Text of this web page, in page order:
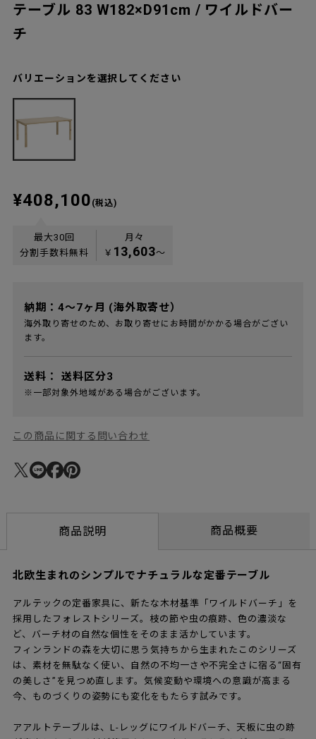
テーブル 83 W182×D91cm / ワイルドバー
チ
バリエーションを選択してください
¥408,100 (税込)
最大30回
分割手数料無料
月々
￥ 13,603〜
納期：4～7ヶ月 (海外取寄せ）
海外取り寄せのため、お取り寄せにお時間がかかる場合がござい
ます。
送料： 送料区分3
※一部対象外地域がある場合がございます。
この商品に関する問い合わせ
商品説明 商品概要
北欧生まれのシンプルでナチュラルな定番テーブル
アルテックの定番家具に、新たな木材基準「ワイルドバーチ」を
採用したフォレストシリーズ。枝の節や虫の痕跡、色の濃淡な
ど、バーチ材の自然な個性をそのまま活かしています。
フィンランドの森を大切に思う気持ちから生まれたこのシリーズ
は、素材を無駄なく使い、自然の不均一さや不完全さに宿る“固有
の美しさ”を見つめ直します。気候変動や環境への意識が高まる
今、ものづくりの姿勢にも変化をもたらす試みです。
アアルトテーブルは、L-レッグにワイルドバーチ、天板に虫の跡